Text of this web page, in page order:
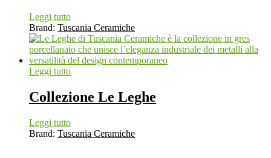
Leggi tutto
Brand: Tuscania Ceramiche
Leggi tutto
Collezione Le Leghe
Leggi tutto
Brand: Tuscania Ceramiche